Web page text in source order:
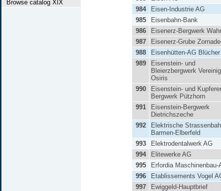
Browse catalog XIX
984
Eisen-Industrie AG
985
Eisenbahn-Bank
986
Eisenerz-Bergwerk
987
Eisenerz-Grube
988
Eisenhütten-AG Blücher
989
Eisenstein- und
Bleierzbergwerk
Osiris
990
Eisenstein- und
Bergwerk Pützhorn
991
Eisenstein-Bergwerk
Dietrichszeche
992
Elektrische
Barmen-Elberfeld
993
Elektrodentalwerk AG
994
Elitewerke AG
995
Erfordia Maschinenbau-
996
Etablissements Vogel
997
Ewiggeld-Hauptbrief